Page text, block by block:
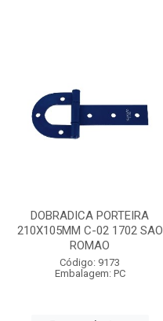
DOBRADICA PORTEIRA
210X105MM C-02 1702 SAO
ROMAO
Código: 9173
Embalagem: PC